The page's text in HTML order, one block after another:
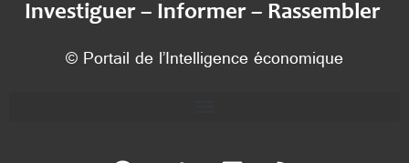
Investiguer – Informer – Rassembler
© Portail de l’Intelligence économique